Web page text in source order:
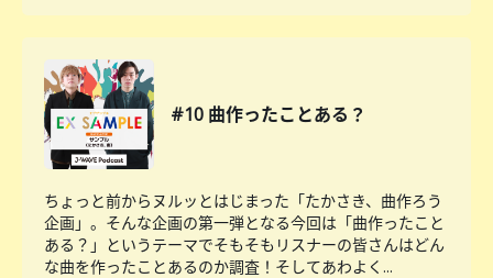
#10 曲作ったことある？
ちょっと前からヌルッとはじまった「たかさき、曲作ろう
企画」。そんな企画の第一弾となる今回は「曲作ったこと
ある？」というテーマでそもそもリスナーの皆さんはどん
な曲を作ったことあるのか調査！そしてあわよく...